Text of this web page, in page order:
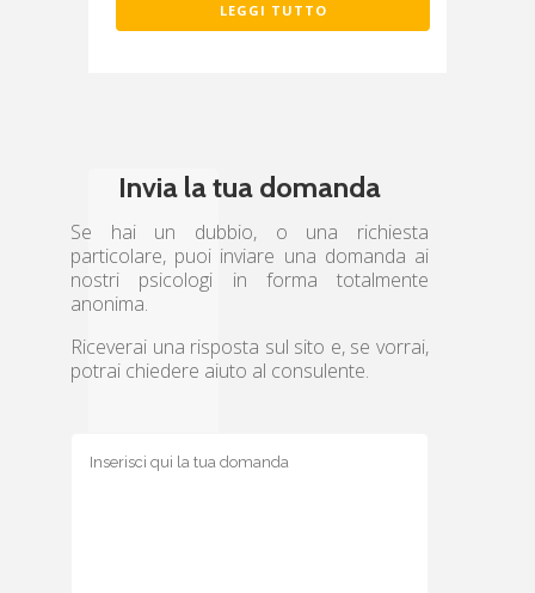
LEGGI TUTTO
Invia la tua domanda
Se hai un dubbio, o una richiesta
particolare, puoi inviare una domanda ai
nostri psicologi in forma totalmente
anonima.
Riceverai una risposta sul sito e, se vorrai,
potrai chiedere aiuto al consulente.